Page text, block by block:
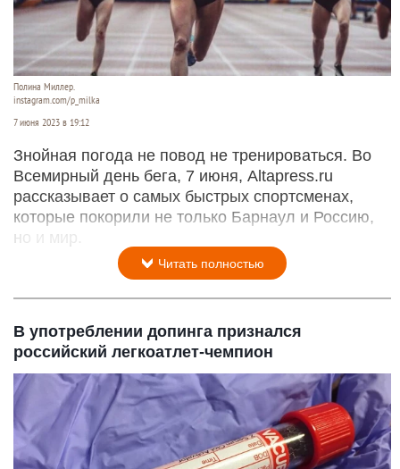
Полина Миллер.
instagram.com/p_milka
7 июня 2023 в 19:12
Знойная погода не повод не тренироваться. Во
Всемирный день бега, 7 июня, Altapress.ru
рассказывает о самых быстрых спортсменах,
которые покорили не только Барнаул и Россию,
но и мир.
Читать полностью
В употреблении допинга признался
российский легкоатлет-чемпион